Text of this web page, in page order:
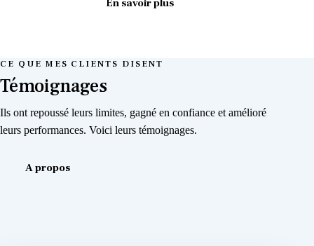
En savoir plus
CE QUE MES CLIENTS DISENT
Témoignages
Ils ont repoussé leurs limites, gagné en confiance et amélioré
leurs performances. Voici leurs témoignages.
A propos